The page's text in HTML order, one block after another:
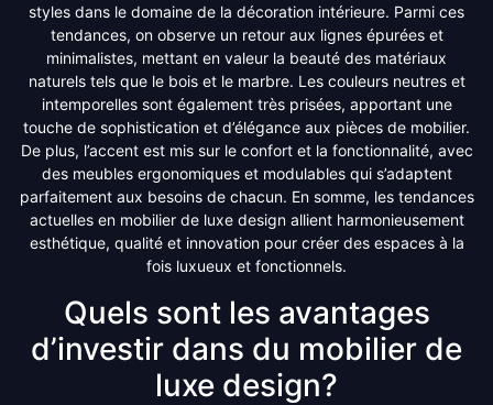
styles dans le domaine de la décoration intérieure. Parmi ces
tendances, on observe un retour aux lignes épurées et
minimalistes, mettant en valeur la beauté des matériaux
naturels tels que le bois et le marbre. Les couleurs neutres et
intemporelles sont également très prisées, apportant une
touche de sophistication et d’élégance aux pièces de mobilier.
De plus, l’accent est mis sur le confort et la fonctionnalité, avec
des meubles ergonomiques et modulables qui s’adaptent
parfaitement aux besoins de chacun. En somme, les tendances
actuelles en mobilier de luxe design allient harmonieusement
esthétique, qualité et innovation pour créer des espaces à la
fois luxueux et fonctionnels.
Quels sont les avantages
d’investir dans du mobilier de
luxe design?